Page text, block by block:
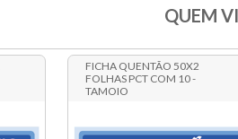
QUEM
FICHA QUENTÃO 50X2
FOLHAS PCT COM 10 -
TAMOIO